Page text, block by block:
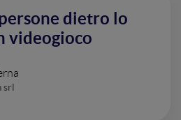
dietro lo
videogioco
srl